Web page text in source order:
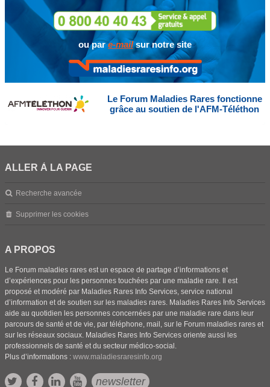
ou pare-mailsur notre site
Le Forum Maladies Rares fonctionne
grâce au soutien de l'AFM-Téléthon
ALLER À LA PAGE
Recherche avancée
Supprimer les cookies
A PROPOS
Le Forum maladies rares est un espace de partage d’informations et
d’expériences pour les personnes touchées par une maladie rare. Il est
proposé et modéré par Maladies Rares Info Services, service national
d’information et de soutien sur les maladies rares. Maladies Rares Info Services
aide au quotidien les personnes concernées par une maladie rare dans leur
parcours de santé et de vie, par téléphone, mail, sur le Forum maladies rares et
sur les réseaux sociaux. Maladies Rares Info Services oriente aussi les
professionnels de santé et du secteur médico-social.
Plus d’informations : www.maladiesraresinfo.org
newsletter